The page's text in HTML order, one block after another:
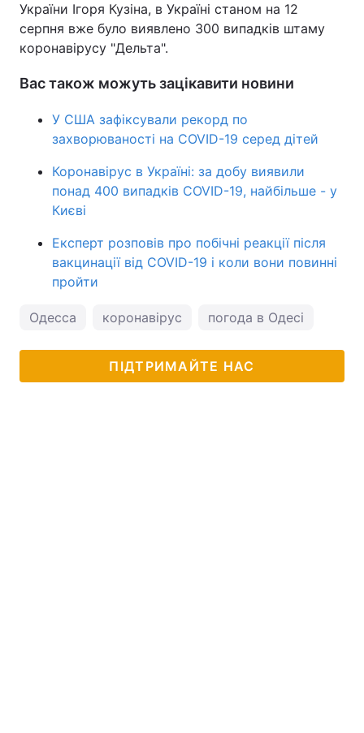
України Ігоря Кузіна, в Україні станом на 12
серпня вже було виявлено 300 випадків штаму
коронавірусу "Дельта".
Вас також можуть зацікавити новини
У США зафіксували рекорд по
захворюваності на COVID-19 серед дітей
Коронавірус в Україні: за добу виявили
понад 400 випадків COVID-19, найбільше - у
Києві
Експерт розповів про побічні реакції після
вакцинації від COVID-19 і коли вони повинні
пройти
Одесса коронавірус погода в Одесі
ПІДТРИМАЙТЕ НАС